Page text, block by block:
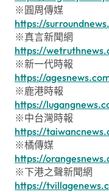
※圓周傳媒
https://
※真言新聞網
https://
※新一代時報
https://
※鹿港時報
https://
※中台灣時報
https://
※橘傳媒
https://
※下港之聲新聞網
https://